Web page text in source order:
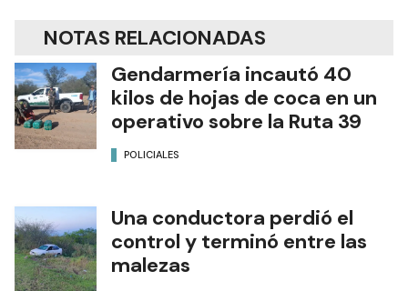
NOTAS RELACIONADAS
Gendarmería incautó 40
kilos de hojas de coca en un
operativo sobre la Ruta 39
POLICIALES
Una conductora perdió el
control y terminó entre las
malezas